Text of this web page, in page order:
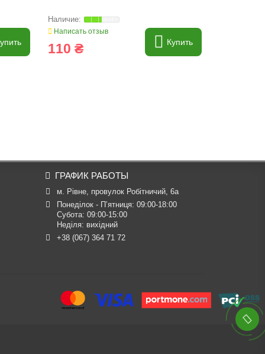
Написать отзыв
110 ₴ Купить
ГРАФИК РАБОТЫ
м. Рівне, провулок Робітничий, 6а
Понеділок - П’ятниця: 09:00-18:00
Субота: 09:00-15:00
Неділя: вихідний
+38 (067) 364 71 72